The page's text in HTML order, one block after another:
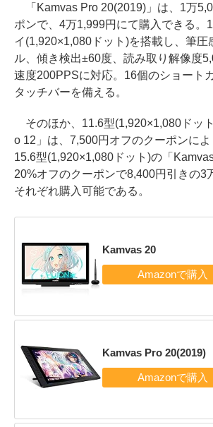
「Kamvas Pro 20(2019)」は、1万
ポンで、4万1,999円にて購入できる。
イ(1,920×1,080ドット)を搭載し、筆圧
ル、傾き検出±60度、読み取り解像度
速度200PPSに対応。16個のショート
タッチバーを備える。
そのほか、11.6型(1,920×1,080ドッ
o 12」は、7,500円オフのクーポンによ
15.6型(1,920×1,080ドット)の「
20%オフのクーポンで8,400円引きの3
それぞれ購入可能である。
Kamvas 20
Kamvas Pro 20(2019)